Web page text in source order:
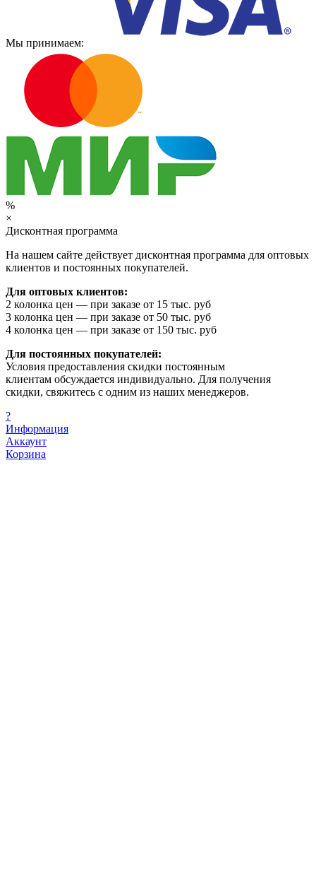
Мы принимаем:
%
×
Дисконтная программа
На нашем сайте действует дисконтная программа для оптовых
клиентов и постоянных покупателей.
Для оптовых клиентов:
2 колонка цен — при заказе от 15 тыс. руб
3 колонка цен — при заказе от 50 тыс. руб
4 колонка цен — при заказе от 150 тыс. руб
Для постоянных покупателей:
Условия предоставления скидки постоянным
клиентам обсуждается индивидуально. Для получения
скидки, свяжитесь с одним из наших менеджеров.
?
Информация
Аккаунт
Корзина